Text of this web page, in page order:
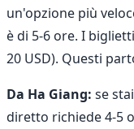
un'opzione più
è di 5-6 ore. I
20 USD). Questi
Da Ha Giang: se
diretto richiede 4-5